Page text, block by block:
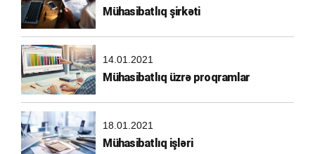
Mühasibatlıq şirkəti
14.01.2021
Mühasibatlıq üzrə proqramlar
18.01.2021
Mühasibatlıq işləri